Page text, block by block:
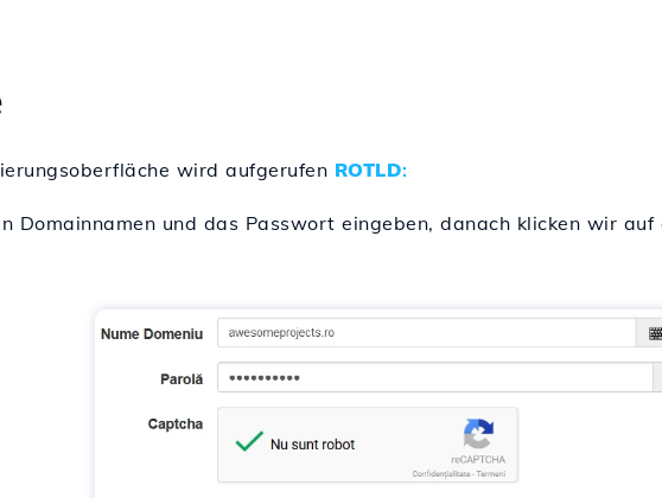
wird aufgerufen ROTLD:
Domainnamen und das Passwort eingeben, danach klicken wir auf